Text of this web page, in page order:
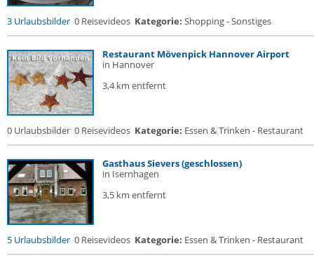
3 Urlaubsbilder 0 Reisevideos Kategorie: Shopping - Sonstiges
Restaurant Mövenpick Hannover Airport
in Hannover
3,4 km entfernt
0 Urlaubsbilder 0 Reisevideos Kategorie: Essen & Trinken - Restaurant
Gasthaus Sievers (geschlossen)
in Isernhagen
3,5 km entfernt
5 Urlaubsbilder 0 Reisevideos Kategorie: Essen & Trinken - Restaurant